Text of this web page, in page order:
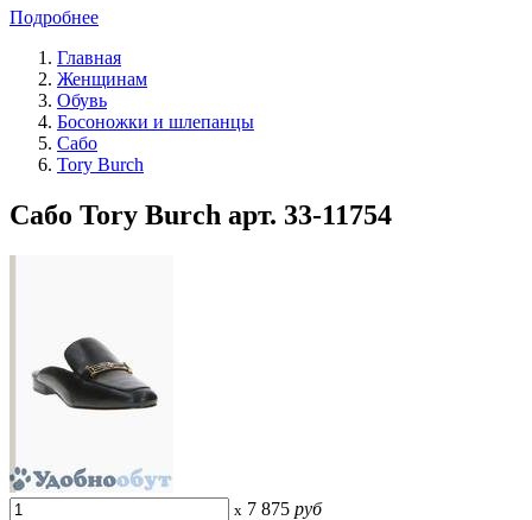
Подробнее
Главная
Женщинам
Обувь
Босоножки и шлепанцы
Сабо
Tory Burch
Сабо Tory Burch арт. 33-11754
x 7 875 руб